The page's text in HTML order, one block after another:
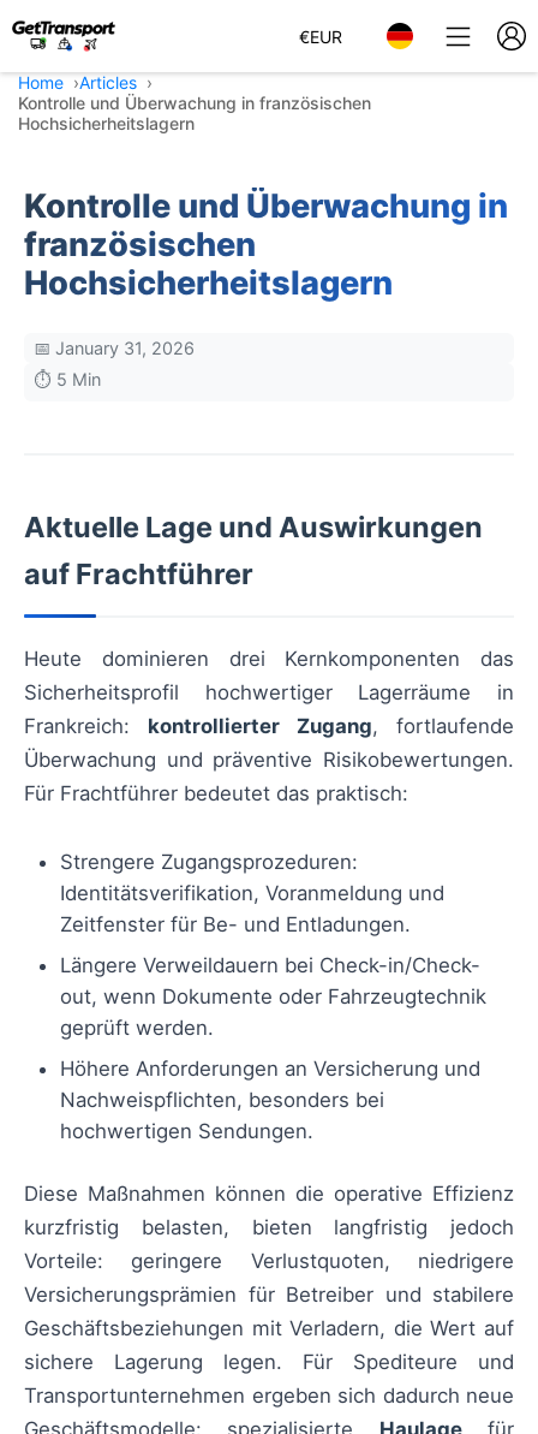
€EUR
Home
Articles
Kontrolle und Überwachung in französischen
Hochsicherheitslagern
Kontrolle und Überwachung in
französischen
Hochsicherheitslagern
📅 January 31, 2026
⏱️ 5 Min
Aktuelle Lage und Auswirkungen
auf Frachtführer
Heute dominieren drei Kernkomponenten das
Sicherheitsprofil hochwertiger Lagerräume in
Frankreich: kontrollierter Zugang, fortlaufende
Überwachung und präventive Risikobewertungen.
Für Frachtführer bedeutet das praktisch:
Strengere Zugangsprozeduren:
Identitätsverifikation, Voranmeldung und
Zeitfenster für Be- und Entladungen.
Längere Verweildauern bei Check-in/Check-
out, wenn Dokumente oder Fahrzeugtechnik
geprüft werden.
Höhere Anforderungen an Versicherung und
Nachweispflichten, besonders bei
hochwertigen Sendungen.
Diese Maßnahmen können die operative Effizienz
kurzfristig belasten, bieten langfristig jedoch
Vorteile: geringere Verlustquoten, niedrigere
Versicherungsprämien für Betreiber und stabilere
Geschäftsbeziehungen mit Verladern, die Wert auf
sichere Lagerung legen. Für Spediteure und
Transportunternehmen ergeben sich dadurch neue